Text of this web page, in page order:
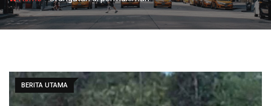
BERITA UTAMA